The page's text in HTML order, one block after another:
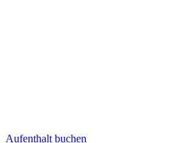
Aufent­halt buchen